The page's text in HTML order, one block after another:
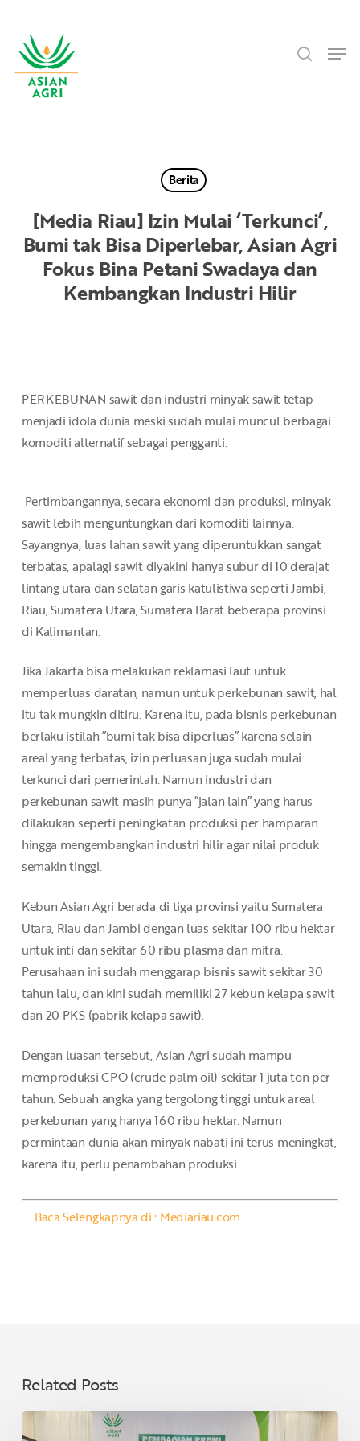
main
content
Berita
[Media Riau] Izin Mulai ‘Terkunci’,
Bumi tak Bisa Diperlebar, Asian Agri
Fokus Bina Petani Swadaya dan
Kembangkan Industri Hilir
PERKEBUNAN sawit dan industri minyak sawit tetap
menjadi idola dunia meski sudah mulai muncul berbagai
komoditi alternatif sebagai pengganti.
Pertimbangannya, secara ekonomi dan produksi, minyak
sawit lebih menguntungkan dari komoditi lainnya.
Sayangnya, luas lahan sawit yang diperuntukkan sangat
terbatas, apalagi sawit diyakini hanya subur di 10 derajat
lintang utara dan selatan garis katulistiwa seperti Jambi,
Riau, Sumatera Utara, Sumatera Barat beberapa provinsi
di Kalimantan.
Jika Jakarta bisa melakukan reklamasi laut untuk
memperluas daratan, namun untuk perkebunan sawit, hal
itu tak mungkin ditiru. Karena itu, pada bisnis perkebunan
berlaku istilah ”bumi tak bisa diperluas” karena selain
areal yang terbatas, izin perluasan juga sudah mulai
terkunci dari pemerintah. Namun industri dan
perkebunan sawit masih punya ”jalan lain” yang harus
dilakukan seperti peningkatan produksi per hamparan
hingga mengembangkan industri hilir agar nilai produk
semakin tinggi.
Kebun Asian Agri berada di tiga provinsi yaitu Sumatera
Utara, Riau dan Jambi dengan luas sekitar 100 ribu hektar
untuk inti dan sekitar 60 ribu plasma dan mitra.
Perusahaan ini sudah menggarap bisnis sawit sekitar 30
tahun lalu, dan kini sudah memiliki 27 kebun kelapa sawit
dan 20 PKS (pabrik kelapa sawit).
Dengan luasan tersebut, Asian Agri sudah mampu
memproduksi CPO (crude palm oil) sekitar 1 juta ton per
tahun. Sebuah angka yang tergolong tinggi untuk areal
perkebunan yang hanya 160 ribu hektar. Namun
permintaan dunia akan minyak nabati ini terus meningkat,
karena itu, perlu penambahan produksi.
Baca Selengkapnya di : Mediariau.com
Related Posts
Asian